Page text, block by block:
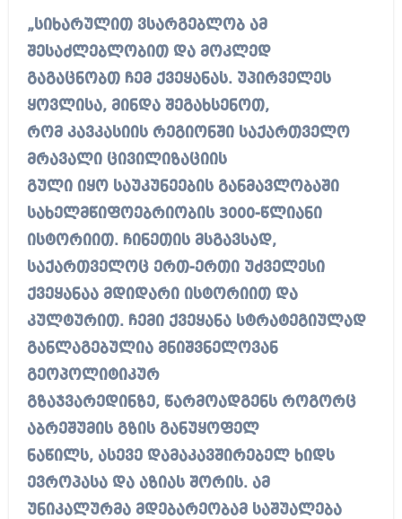
„სიხარულით ვსარგებლობ ამ
შესაძლებლობით და მოკლედ
გაგაცნობთ ჩემ ქვეყანას. უპირველეს
ყოვლისა, მინდა შეგახსენოთ,
რომ კავკასიის რეგიონში საქართველო
მრავალი ცივილიზაციის
გული იყო საუკუნეების განმავლობაში
სახელმწიფოებრიობის 3000-წლიანი
ისტორიით. ჩინეთის მსგავსად,
საქართველოც ერთ-ერთი უძველესი
ქვეყანაა მდიდარი ისტორიით და
კულტურით. ჩემი ქვეყანა სტრატეგიულად
განლაგებულია მნიშვნელოვან
გეოპოლიტიკურ
გზაჯვარედინზე, წარმოადგენს როგორც
აბრეშუმის გზის განუყოფელ
ნაწილს, ასევე დამაკავშირებელ ხიდს
ევროპასა და აზიას შორის. ამ
უნიკალურმა მდებარეობამ საშუალება